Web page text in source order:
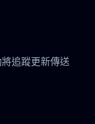
追蹤更新傳送